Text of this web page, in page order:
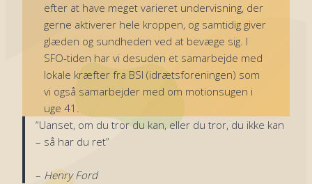
efter at have meget varieret undervisning, der
gerne aktiverer hele kroppen, og samtidig giver
glæden og sundheden ved at bevæge sig. I
SFO-tiden har vi desuden et samarbejde med
lokale kræfter fra BSI (idrætsforeningen) som
vi også samarbejder med om motionsugen i
uge 41.
“Uanset, om du tror du kan, eller du tror, du ikke kan
– så har du ret”
– Henry Ford